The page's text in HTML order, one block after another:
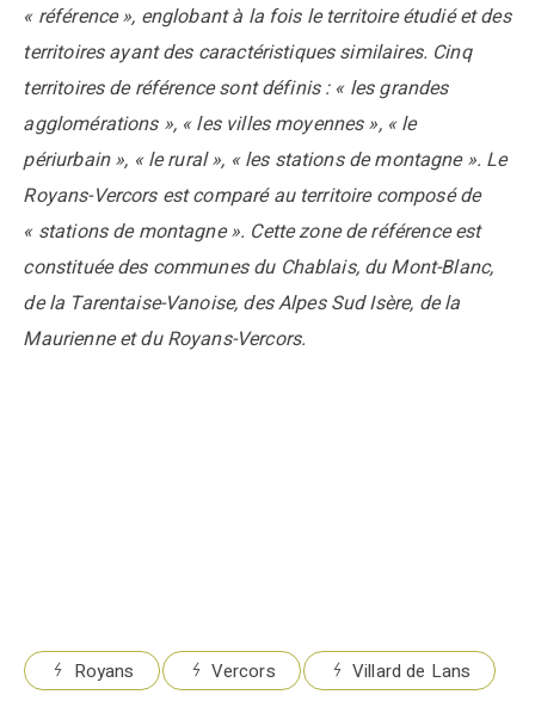
« référence », englobant à la fois le territoire étudié et des
territoires ayant des caractéristiques similaires. Cinq
territoires de référence sont définis : « les grandes
agglomérations », « les villes moyennes », « le
périurbain », « le rural », « les stations de montagne ». Le
Royans-Vercors est comparé au territoire composé de
« stations de montagne ». Cette zone de référence est
constituée des communes du Chablais, du Mont-Blanc,
de la Tarentaise-Vanoise, des Alpes Sud Isère, de la
Maurienne et du Royans-Vercors.
Royans Vercors Villard de Lans